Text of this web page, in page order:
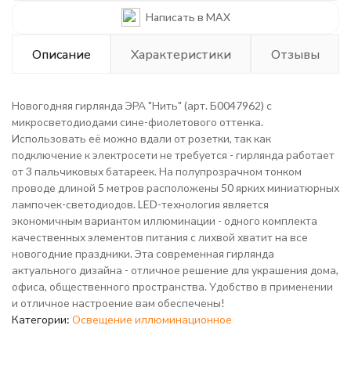
Написать в MAX
Описание Характеристики Отзывы
Новогодняя гирлянда ЭРА "Нить" (арт. Б0047962) с
микросветодиодами сине-фиолетового оттенка.
Использовать её можно вдали от розетки, так как
подключение к электросети не требуется - гирлянда работает
от 3 пальчиковых батареек. На полупрозрачном тонком
проводе длиной 5 метров расположены 50 ярких миниатюрных
лампочек-светодиодов. LED-технология является
экономичным вариантом иллюминации - одного комплекта
качественных элементов питания с лихвой хватит на все
новогодние праздники. Эта современная гирлянда
актуального дизайна - отличное решение для украшения дома,
офиса, общественного пространства. Удобство в применении
и отличное настроение вам обеспечены!
Категории: Освещение иллюминационное